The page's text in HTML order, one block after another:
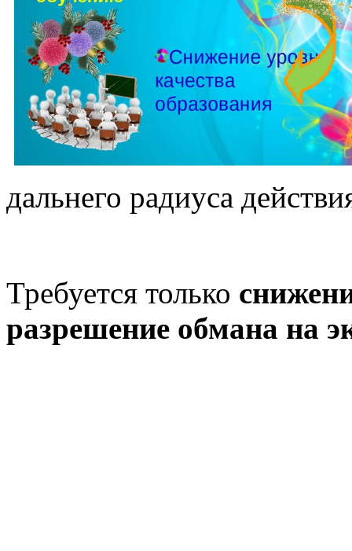
дальнего радиуса
Требуется только
разрешение обмана на